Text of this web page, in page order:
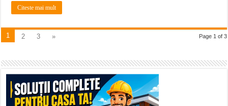
Citeste mai mult
Page 1 of 3
1 2 3 »